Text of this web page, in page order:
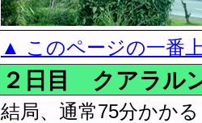
▲ このページの一番
２日目 クアラル
結局、通常75分かか